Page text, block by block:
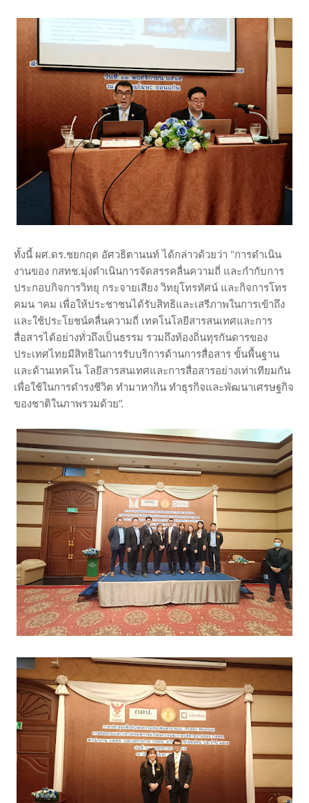
ทั้งนี้ ผศ.ดร.ชยกฤต อัศวธิตานนท์ ได้กล่าวด้วยว่า “การดำเนิน
งานของ กสทช.มุ่งดำเนินการจัดสรรคลื่นความถี่ และกำกับการ
ประกอบกิจการวิทยุ กระจายเสียง วิทยุโทรทัศน์ และกิจการโทร
คมน าคม เพื่อให้ประชาชนได้รับสิทธิและเสรีภาพในการเข้าถึง
และใช้ประโยชน์คลื่นความถี่ เทคโนโลยีสารสนเทศและการ
สื่อสารได้อย่างทั่วถึงเป็นธรรม รวมถึงท้องถิ่นทุรกันดารของ
ประเทศไทยมีสิทธิในการรับบริการด้านการสื่อสาร ขั้นพื้นฐาน
และด้านเทคโน โลยีสารสนเทศและการสื่อสารอย่างเท่าเทียมกัน
เพื่อใช้ในการดำรงชีวิต ทำมาหากิน ทำธุรกิจและพัฒนาเศรษฐกิจ
ของชาติในภาพรวมด้วย”.